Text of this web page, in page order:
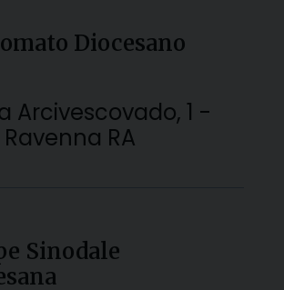
Diocesano
Arcivescovado, 1 -
Ravenna RA
Sinodale